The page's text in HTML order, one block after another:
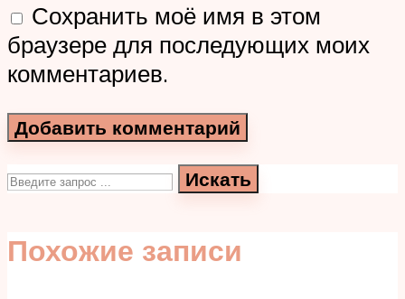
Сохранить моё имя в этом
браузере для последующих моих
комментариев.
Искать
Похожие записи